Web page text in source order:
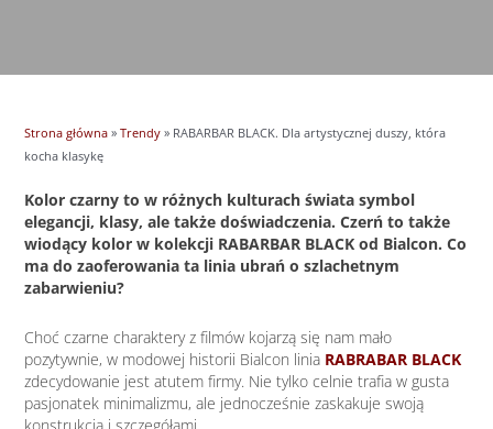
Strona główna »Trendy » RABARBAR BLACK. Dla artystycznej duszy, która
kocha klasykę
Kolor czarny to w różnych kulturach świata symbol
elegancji, klasy, ale także doświadczenia. Czerń to także
wiodący kolor w kolekcji RABARBAR BLACK od Bialcon. Co
ma do zaoferowania ta linia ubrań o szlachetnym
zabarwieniu?
Choć czarne charaktery z filmów kojarzą się nam mało
pozytywnie, w modowej historii Bialcon linia RABRABAR BLACK
zdecydowanie jest atutem firmy. Nie tylko celnie trafia w gusta
pasjonatek minimalizmu, ale jednocześnie zaskakuje swoją